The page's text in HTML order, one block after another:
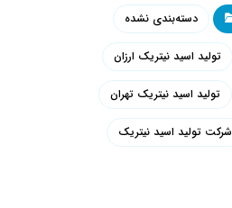
دسته‌بندی نشده
تولید اسید نیتریک ارزان
تولید اسید نیتریک تهران
شرکت تولید اسید نیتریک